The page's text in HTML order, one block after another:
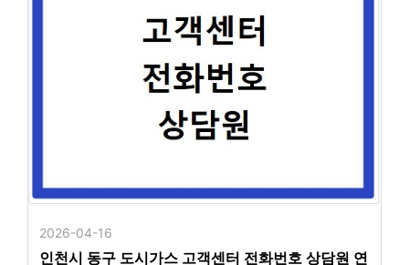
2026-04-16
인천시 동구 도시가스 고객센터 전화번호 상담원 연